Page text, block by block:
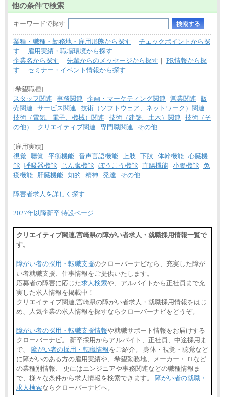
他の条件で検索
キーワードで探す
業種・職種・勤務地・雇用形態から探す ｜ チェックポイントから探
す ｜
雇用実績・職場環境から探す
企業名から探す ｜ 先輩からのメッセージから探す ｜ PR情報から探
す ｜ セミナー・イベント情報から探す
[希望職種]
スタッフ関連
事務関連 企画・マーケティング関連 営業関連
販
売関連
サービス関連
技術（ソフトウェア、ネットワーク）関連
技術（電気、電子、機械）関連
技術（建築、土木）関連
技術（そ
の他）
クリエイティブ関連 専門職関連 その他
[雇用実績]
視覚
聴覚 平衡機能 音声言語機能 上肢 下肢 体幹機能 心臓機
能 呼吸器機能 じん臓機能 ぼうこう機能 直腸機能 小腸機能 免
疫機能
肝臓機能 知的 精神 発達 その他
障害者求人を詳しく探す
2027年以降新卒 特設ページ
クリエイティブ関連,宮崎県の障がい者求人・就職採用情報一覧で
す。
障がい者の採用・転職支援のクローバーナビなら、充実した障が
い者就職支援、仕事情報をご提供いたします。
応募者の障害に応じた求人検索や、アルバイトから正社員まで充
実した求人情報を掲載中！
クリエイティブ関連,宮崎県の障がい者求人・就職採用情報をはじ
め、人気企業の求人情報を探すならクローバーナビをどうぞ。
障がい者の採用・転職支援情報や就職サポート情報をお届けする
クローバーナビ。 新卒採用からアルバイト、正社員、中途採用ま
で、 障がい者の採用・転職情報をご紹介。 身体・視覚・聴覚など
に障がいのある方の雇用実績や、希望勤務地、メーカー・ ITなど
の業種別情報、 更にはエンジニアや事務関連などの職種情報ま
で、様々な条件から求人情報を検索できます。 障がい者の就職・
求人検索ならクローバーナビへ。